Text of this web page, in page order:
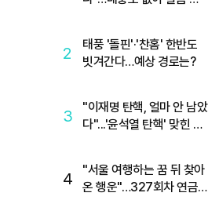
2
태풍 '돌핀'·'찬홈' 한반도
빗겨간다…예상 경로는?
3
"이재명 탄핵, 얼마 안 남았
다"...'윤석열 탄핵' 맞힌 무
4
"서울 여행하는 꿈 뒤 찾아
온 행운"…327회차 연금